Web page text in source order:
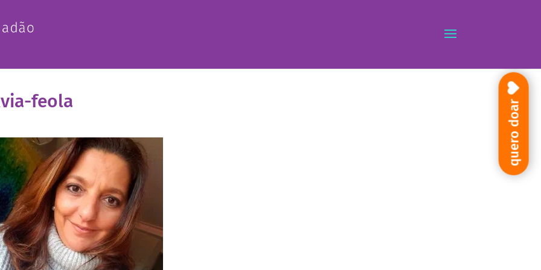
feola quero doar